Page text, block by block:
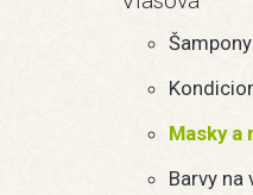
Šampony
Masky a
Barvy na